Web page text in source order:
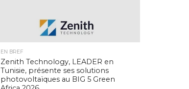
EN BREF
Zenith Technology, LEADER en
Tunisie, présente ses solutions
photovoltaïques au BIG 5 Green